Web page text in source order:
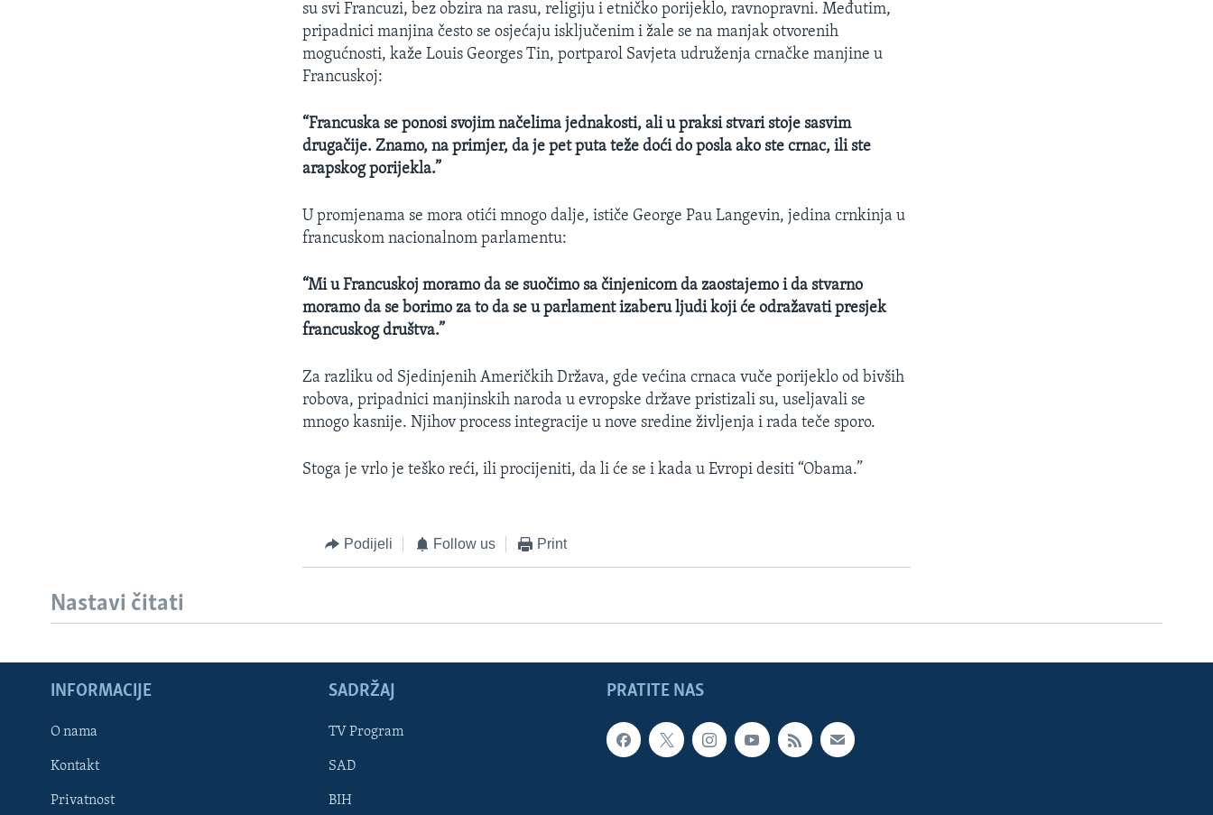
Learning English
su svi Francuzi, bez obzira na rasu, religiju i etničko porijeklo, ravnopravni. Međutim,
pripadnici manjina često se osjećaju isključenim i žale se na manjak otvorenih
mogućnosti, kaže Louis Georges Tin, portparol Savjeta udruženja crnačke manjine u
Francuskoj:
“Francuska se ponosi svojim načelima jednakosti, ali u praksi stvari stoje sasvim
drugačije. Znamo, na primjer, da je pet puta teže doći do posla ako ste crnac, ili ste
arapskog porijekla.”
U promjenama se mora otići mnogo dalje, ističe George Pau Langevin, jedina crnkinja u
francuskom nacionalnom parlamentu:
“Mi u Francuskoj moramo da se suočimo sa činjenicom da zaostajemo i da stvarno
moramo da se borimo za to da se u parlament izaberu ljudi koji će odražavati presjek
francuskog društva.”
Za razliku od Sjedinjenih Američkih Država, gde većina crnaca vuče porijeklo od bivših
robova, pripadnici manjinskih naroda u evropske države pristizali su, useljavali se
mnogo kasnije. Njihov process integracije u nove sredine življenja i rada teče sporo.
Stoga je vrlo je teško reći, ili procijeniti, da li će se i kada u Evropi desiti “Obama.”
Podijeli Follow us Print
Nastavi čitati
PRATITE NAS
INFORMACIJE
O nama
Kontakt
Privatnost
SADRŽAJ
TV Program
SAD
BIH